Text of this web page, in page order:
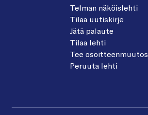
Telman näköislehti
Tilaa uutiskirje
Jätä palaute
Tilaa lehti
Tee osoitteenmuutos
Peruuta lehti